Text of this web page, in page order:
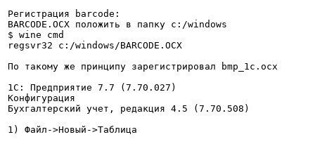
Регистрация barcode:
BARCODE.OCX положить в папку c:/windows
$ wine cmd
regsvr32 c:/windows/BARCODE.OCX
По такому же принципу зарегистрировал bmp_1c.ocx
1С: Предприятие 7.7 (7.70.027)
Конфигурация
Бухгалтерский учет, редакция 4.5 (7.70.508)
1) Файл->Новый->Таблица